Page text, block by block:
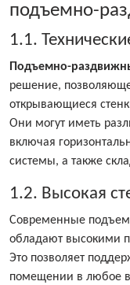
подъемно-
1.1.
Подъемно-
решение,
открывающиеся
Они могут иметь
включая
системы, а также
1.2. Высокая
Современные
обладают высокими
Это позволяет
помещении в любое